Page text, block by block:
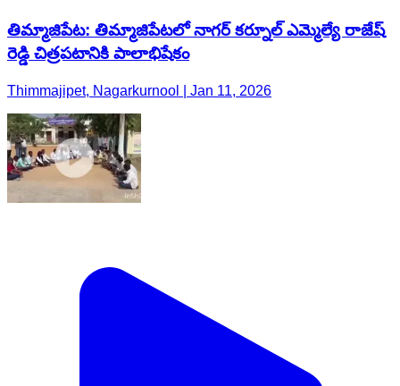
తిమ్మాజిపేట: తిమ్మాజిపేటలో నాగర్ కర్నూల్ ఎమ్మెల్యే రాజేష్
రెడ్డి చిత్రపటానికి పాలాభిషేకం
Thimmajipet, Nagarkurnool | Jan 11, 2026